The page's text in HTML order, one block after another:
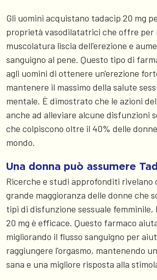
Gli uomini acquistano tadacip 20 mg
proprietà vasodilatatrici che offre per
muscolatura liscia dell'erezione e
sanguigno al pene. Questo tipo di
agli uomini di ottenere un'erezione
mantenere il massimo della salute
mentale. È dimostrato che le azioni
anche ad alleviare alcune disfunzioni
che colpiscono oltre il 40% delle
mondo.
Una donna può assumere
Ricerche e studi approfonditi rivelano
grande maggioranza delle donne che
tipi di disfunzione sessuale femminile,
20 mg è efficace. Questo farmaco
migliorando il flusso sanguigno per
raggiungere l'orgasmo, mantenendo
sana e una migliore risposta alla